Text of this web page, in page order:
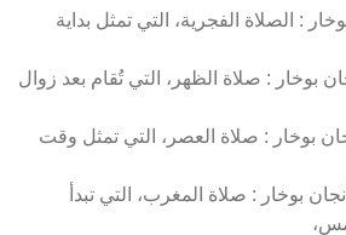
: الصلاة الفجرية، التي تمثل بداية
بوخار : صلاة الظهر، التي تُقام بعد زوال
بوخار : صلاة العصر، التي تمثل وقت
بوخار : صلاة المغرب، التي تبدأ